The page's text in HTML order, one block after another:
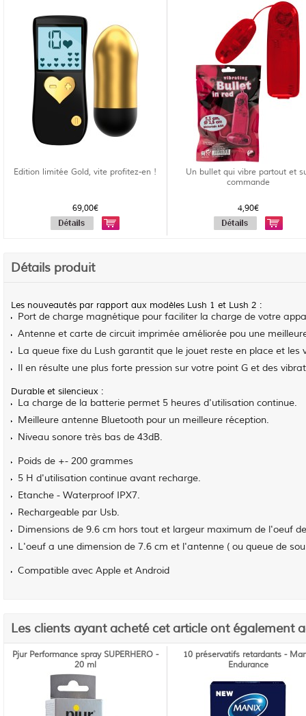
Edition limitée Gold, vite profitez-en !
69,00€
Un bullet qui vibre partout et
commande
4,90€
Détails produit
Les nouveautés par rapport aux modèles Lush 1 et Lush 2 :
Port de charge magnétique pour faciliter la charge de votre
Antenne et carte de circuit imprimée améliorée pou une
La queue fixe du Lush garantit que le jouet reste en place et les
Il en résulte une plus forte pression sur votre point G et des
Durable et silencieux :
La charge de la batterie permet 5 heures d'utilisation continue.
Meilleure antenne Bluetooth pour un meilleure réception.
Niveau sonore très bas de 43dB.
Poids de +- 200 grammes
5 H d'utilisation continue avant recharge.
Etanche - Waterproof IPX7.
Rechargeable par Usb.
Dimensions de 9.6 cm hors tout et largeur maximum de l'oeuf
L'oeuf a une dimension de 7.6 cm et l'antenne ( ou queue de
Compatible avec Apple et Android
Les clients ayant acheté cet article ont également
Pjur Performance spray SUPERHERO -
20 ml
10 préservatifs retardants -
Endurance